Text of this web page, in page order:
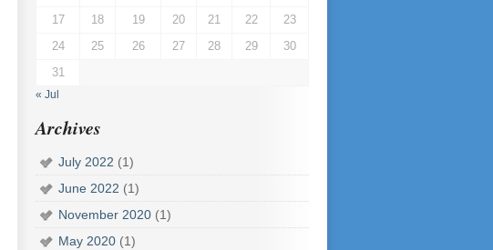
17
18 19 20 21 22
23
24
25 26 27 28 29
30
31
« Jul
Archives
July 2022 (1)
June 2022 (1)
November 2020 (1)
May 2020 (1)